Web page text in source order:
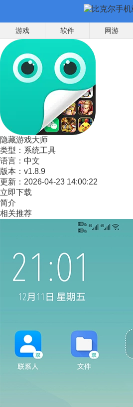
游戏 软件 网游
隐藏游戏大师
类型： 系统工具
语言： 中文
版本： v1.8.9
更新： 2026-04-23 14:00:22
立即下载
简介
相关推荐